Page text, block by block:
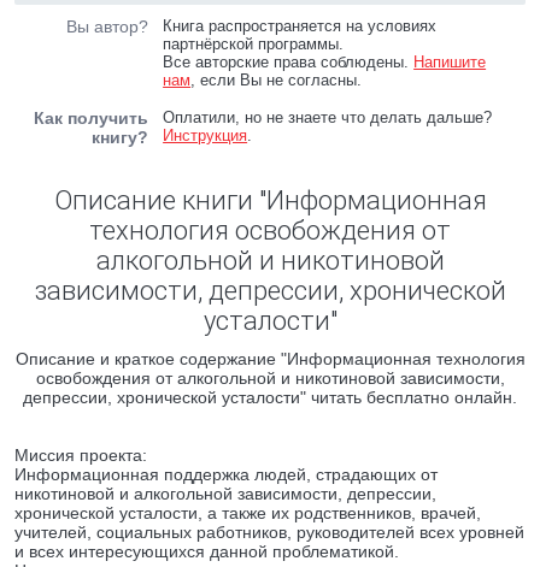
Вы автор?
Книга распространяется на условиях
партнёрской программы.
Все авторские права соблюдены. Напишите
нам, если Вы не согласны.
Как получить
книгу?
Оплатили, но не знаете что делать дальше?
Инструкция.
Описание книги "Информационная
технология освобождения от
алкогольной и никотиновой
зависимости, депрессии, хронической
усталости"
Описание и краткое содержание "Информационная технология
освобождения от алкогольной и никотиновой зависимости,
депрессии, хронической усталости" читать бесплатно онлайн.
Миссия проекта:
Информационная поддержка людей, страдающих от
никотиновой и алкогольной зависимости, депрессии,
хронической усталости, а также их родственников, врачей,
учителей, социальных работников, руководителей всех уровней
и всех интересующихся данной проблематикой.